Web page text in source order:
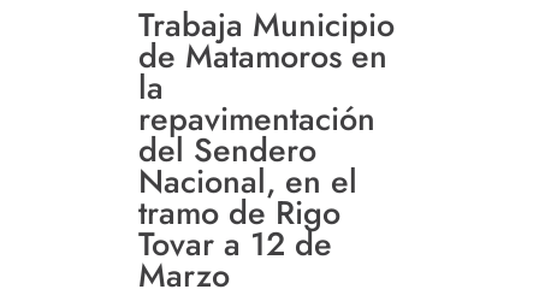
Trabaja Municipio
de Matamoros en
la
repavimentación
del Sendero
Nacional, en el
tramo de Rigo
Tovar a 12 de
Marzo